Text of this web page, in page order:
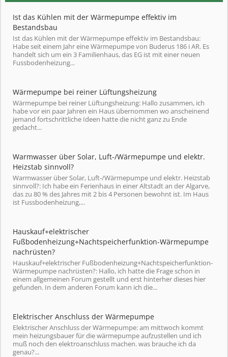
Ist das Kühlen mit der Wärmepumpe effektiv im
Bestandsbau
Ist das Kühlen mit der Wärmepumpe effektiv im Bestandsbau:
Habe seit einem Jahr eine Wärmepumpe von Buderus 186 i AR. Es
handelt sich um ein 3 Familienhaus, das EG ist mit einer neuen
Fussbodenheizung...
Wärmepumpe bei reiner Lüftungsheizung
Wärmepumpe bei reiner Lüftungsheizung: Hallo zusammen, ich
habe vor ein paar Jahren ein Haus übernommen wo anscheinend
jemand fortschrittliche Ideen hatte die nicht ganz zu Ende
gedacht...
Warmwasser über Solar, Luft-/Wärmepumpe und elektr.
Heizstab sinnvoll?
Warmwasser über Solar, Luft-/Wärmepumpe und elektr. Heizstab
sinnvoll?: Ich habe ein Ferienhaus in einer Altstadt an der Algarve,
das zu 80 % des Jahres mit 2 bis 4 Personen bewohnt ist. Im Haus
ist Fussbodenheizung,...
Hauskauf+elektrischer
Fußbodenheizung+Nachtspeicherfunktion-Wärmepumpe
nachrüsten?
Hauskauf+elektrischer Fußbodenheizung+Nachtspeicherfunktion-
Wärmepumpe nachrüsten?: Hallo, ich hatte die Frage schon in
einem allgemeinen Forum gestellt und erst hinterher dieses hier
gefunden. In dem anderen Forum kann ich die...
Elektrischer Anschluss der Wärmepumpe
Elektrischer Anschluss der Wärmepumpe: am mittwoch kommt
mein heizungsbauer für die wärmepumpe aufzustellen und ich
muß noch den elektroanschluss machen. was brauche ich da
genau?...